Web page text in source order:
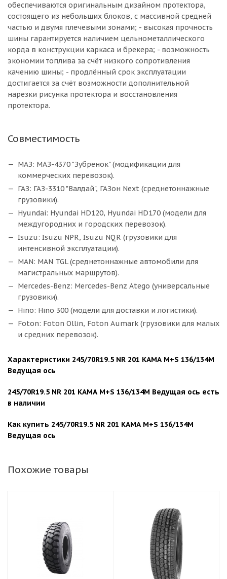
обеспечиваются оригинальным дизайном протектора,
состоящего из небольших блоков, с массивной средней
частью и двумя плечевыми зонами; - высокая прочность
шины гарантируется наличием цельнометаллического
корда в конструкции каркаса и брекера; - возможность
экономии топлива за счёт низкого сопротивления
качению шины; - продлённый срок эксплуатации
достигается за счёт возможности дополнительной
нарезки рисунка протектора и восстановления
протектора.
Совместимость
МАЗ: МАЗ-4370 "Зубренок" (модификации для
коммерческих перевозок).
ГАЗ: ГАЗ-3310 "Валдай", ГАЗон Next (среднетоннажные
грузовики).
Hyundai: Hyundai HD120, Hyundai HD170 (модели для
междугородних и городских перевозок).
Isuzu: Isuzu NPR, Isuzu NQR (грузовики для
интенсивной эксплуатации).
MAN: MAN TGL (среднетоннажные автомобили для
магистральных маршрутов).
Mercedes-Benz: Mercedes-Benz Atego (универсальные
грузовики).
Hino: Hino 300 (модели для доставки и логистики).
Foton: Foton Ollin, Foton Aumark (грузовики для малых
и средних перевозок).
Характеристики 245/70R19.5 NR 201 КАМА M+S 136/134М
Ведущая ось
245/70R19.5 NR 201 КАМА M+S 136/134М Ведущая ось есть
в наличии
Как купить 245/70R19.5 NR 201 КАМА M+S 136/134М
Ведущая ось
Похожие товары